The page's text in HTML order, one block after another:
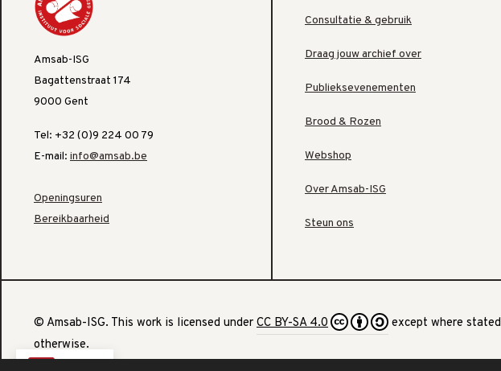
Amsab-ISG
Bagattenstraat 174
9000 Gent
Tel: +32 (0)9 224 00 79
E-mail: info@amsab.be
Openingsuren
Bereikbaarheid
Consultatie & gebruik
Draag jouw archief over
Publieksevenementen
Brood & Rozen
Webshop
Over Amsab-ISG
Steun ons
© Amsab-ISG. This work is licensed under CC BY-SA 4.0
except where stated
otherwise.